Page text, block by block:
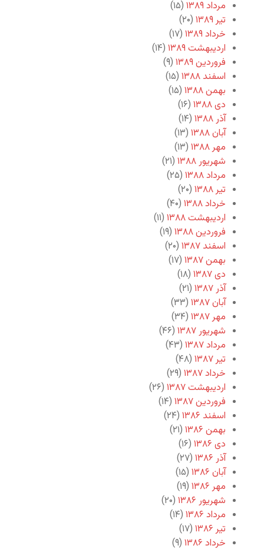
مرداد ۱۳۸۹
(۱۵)
تیر ۱۳۸۹
(۲۰)
خرداد ۱۳۸۹
(۱۷)
اردیبهشت ۱۳۸۹
(۱۴)
فروردین ۱۳۸۹
(۹)
اسفند ۱۳۸۸
(۱۵)
بهمن ۱۳۸۸
(۱۵)
دی ۱۳۸۸
(۱۶)
آذر ۱۳۸۸
(۱۴)
آبان ۱۳۸۸
(۱۳)
مهر ۱۳۸۸
(۱۳)
شهریور ۱۳۸۸
(۲۱)
مرداد ۱۳۸۸
(۲۵)
تیر ۱۳۸۸
(۲۰)
خرداد ۱۳۸۸
(۴۰)
اردیبهشت ۱۳۸۸
(۱۱)
فروردین ۱۳۸۸
(۱۹)
اسفند ۱۳۸۷
(۲۰)
بهمن ۱۳۸۷
(۱۷)
دی ۱۳۸۷
(۱۸)
آذر ۱۳۸۷
(۲۱)
آبان ۱۳۸۷
(۳۳)
مهر ۱۳۸۷
(۳۴)
شهریور ۱۳۸۷
(۴۶)
مرداد ۱۳۸۷
(۴۳)
تیر ۱۳۸۷
(۴۸)
خرداد ۱۳۸۷
(۲۹)
اردیبهشت ۱۳۸۷
(۲۶)
فروردین ۱۳۸۷
(۱۴)
اسفند ۱۳۸۶
(۲۴)
بهمن ۱۳۸۶
(۲۱)
دی ۱۳۸۶
(۱۶)
آذر ۱۳۸۶
(۲۷)
آبان ۱۳۸۶
(۱۵)
مهر ۱۳۸۶
(۱۹)
شهریور ۱۳۸۶
(۲۰)
مرداد ۱۳۸۶
(۱۴)
تیر ۱۳۸۶
(۱۷)
خرداد ۱۳۸۶
(۹)